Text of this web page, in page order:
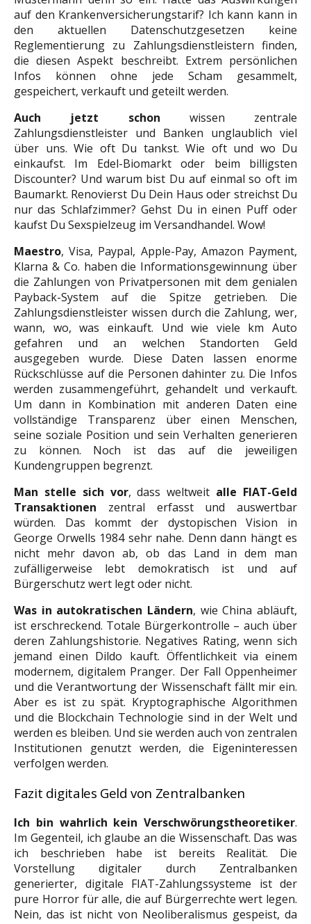
auf den Krankenversicherungstarif? Ich kann kann in
den aktuellen Datenschutzgesetzen keine
Reglementierung zu Zahlungsdienstleistern finden,
die diesen Aspekt beschreibt. Extrem persönlichen
Infos können ohne jede Scham gesammelt,
gespeichert, verkauft und geteilt werden.
Auch jetzt schon wissen zentrale
Zahlungsdienstleister und Banken unglaublich viel
über uns. Wie oft Du tankst. Wie oft und wo Du
einkaufst. Im Edel-Biomarkt oder beim billigsten
Discounter? Und warum bist Du auf einmal so oft im
Baumarkt. Renovierst Du Dein Haus oder streichst Du
nur das Schlafzimmer? Gehst Du in einen Puff oder
kaufst Du Sexspielzeug im Versandhandel. Wow!
Maestro, Visa, Paypal, Apple-Pay, Amazon Payment,
Klarna & Co. haben die Informationsgewinnung über
die Zahlungen von Privatpersonen mit dem genialen
Payback-System auf die Spitze getrieben. Die
Zahlungsdienstleister wissen durch die Zahlung, wer,
wann, wo, was einkauft. Und wie viele km Auto
gefahren und an welchen Standorten Geld
ausgegeben wurde. Diese Daten lassen enorme
Rückschlüsse auf die Personen dahinter zu. Die Infos
werden zusammengeführt, gehandelt und verkauft.
Um dann in Kombination mit anderen Daten eine
vollständige Transparenz über einen Menschen,
seine soziale Position und sein Verhalten generieren
zu können. Noch ist das auf die jeweiligen
Kundengruppen begrenzt.
Man stelle sich vor, dass weltweit alle FIAT-Geld
Transaktionen zentral erfasst und auswertbar
würden. Das kommt der dystopischen Vision in
George Orwells 1984 sehr nahe. Denn dann hängt es
nicht mehr davon ab, ob das Land in dem man
zufälligerweise lebt demokratisch ist und auf
Bürgerschutz wert legt oder nicht.
Was in autokratischen Ländern, wie China abläuft,
ist erschreckend. Totale Bürgerkontrolle – auch über
deren Zahlungshistorie. Negatives Rating, wenn sich
jemand einen Dildo kauft. Öffentlichkeit via einem
modernem, digitalem Pranger. Der Fall Oppenheimer
und die Verantwortung der Wissenschaft fällt mir ein.
Aber es ist zu spät. Kryptographische Algorithmen
und die Blockchain Technologie sind in der Welt und
werden es bleiben. Und sie werden auch von zentralen
Institutionen genutzt werden, die Eigeninteressen
verfolgen werden.
Fazit digitales Geld von Zentralbanken
Ich bin wahrlich kein Verschwörungstheoretiker.
Im Gegenteil, ich glaube an die Wissenschaft. Das was
ich beschrieben habe ist bereits Realität. Die
Vorstellung digitaler durch Zentralbanken
generierter, digitale FIAT-Zahlungssysteme ist der
pure Horror für alle, die auf Bürgerrechte wert legen.
Nein, das ist nicht von Neoliberalismus gespeist, da